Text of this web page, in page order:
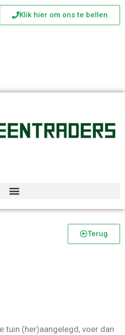
Klik hier om ons te bellen
Terug
tuin (her)aangelegd, voer dan